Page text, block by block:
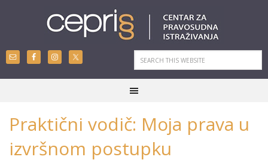
Praktični vodič: Moja prava u
izvršnom postupku